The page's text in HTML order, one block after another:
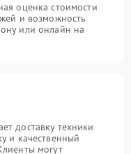
оценка стоимости
и возможность
или онлайн на
доставку техники
и качественный
могут